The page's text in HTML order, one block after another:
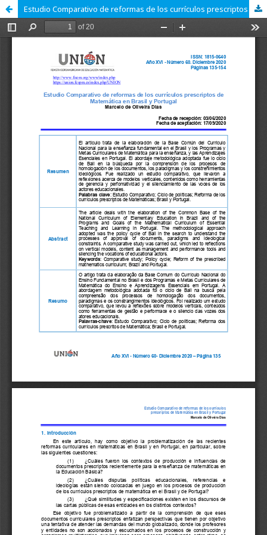
Estudio Comparativo de reformas de los currículos prescriptos de Matemática en Brasil y Portugal